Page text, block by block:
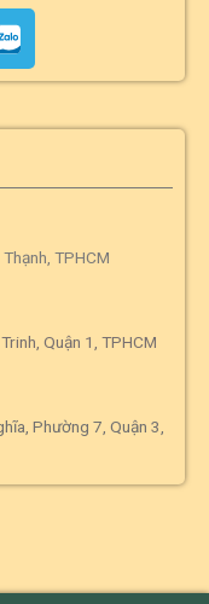
TPHCM
Quận 1, TPHCM
Phường 7, Quận 3,